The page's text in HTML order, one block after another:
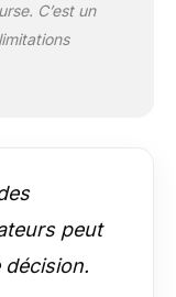
C’est un
peut